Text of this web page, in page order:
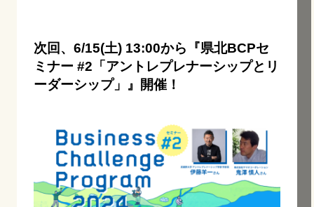
次回 、6/15(土) 13:00から『県北BCPセ
ミナー #2「アントレプレナーシップとリ
ーダーシップ」』開催！